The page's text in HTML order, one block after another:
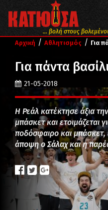
... βολή στους
Αρχική / Αθλητισμός / Για
Για πάντα
21-05-2018
Η Ρεάλ κατέκτησε άξια
μπάσκετ και ετοιμάζεται
ποδόσφαιρο και μπάσκετ,
άποψη ο Σάλαχ και η